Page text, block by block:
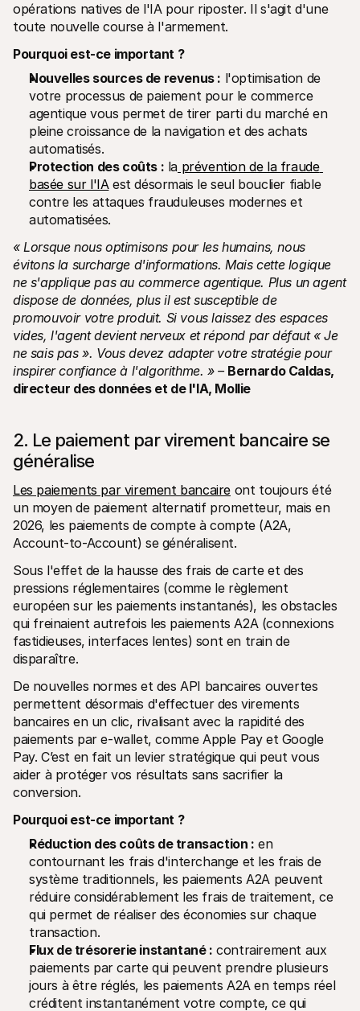
opérations natives de l'IA pour riposter. Il s'agit d'une
toute nouvelle course à l'armement.
Pourquoi est-ce important ?
Nouvelles sources de revenus : l'optimisation de
votre processus de paiement pour le commerce
agentique vous permet de tirer parti du marché en
pleine croissance de la navigation et des achats
automatisés.
Protection des coûts : la prévention de la fraude
basée sur l'IA est désormais le seul bouclier fiable
contre les attaques frauduleuses modernes et
automatisées.
« Lorsque nous optimisons pour les humains, nous
évitons la surcharge d'informations. Mais cette logique
ne s'applique pas au commerce agentique. Plus un agent
dispose de données, plus il est susceptible de
promouvoir votre produit. Si vous laissez des espaces
vides, l'agent devient nerveux et répond par défaut « Je
ne sais pas ». Vous devez adapter votre stratégie pour
inspirer confiance à l'algorithme. » – Bernardo Caldas,
directeur des données et de l'IA, Mollie
2. Le paiement par virement bancaire se
généralise
Les paiements par virement bancaire ont toujours été
un moyen de paiement alternatif prometteur, mais en
2026, les paiements de compte à compte (A2A,
Account-to-Account) se généralisent.
Sous l'effet de la hausse des frais de carte et des
pressions réglementaires (comme le règlement
européen sur les paiements instantanés), les obstacles
qui freinaient autrefois les paiements A2A (connexions
fastidieuses, interfaces lentes) sont en train de
disparaître.
De nouvelles normes et des API bancaires ouvertes
permettent désormais d'effectuer des virements
bancaires en un clic, rivalisant avec la rapidité des
paiements par e-wallet, comme Apple Pay et Google
Pay. C’est en fait un levier stratégique qui peut vous
aider à protéger vos résultats sans sacrifier la
conversion.
Pourquoi est-ce important ?
Réduction des coûts de transaction : en
contournant les frais d'interchange et les frais de
système traditionnels, les paiements A2A peuvent
réduire considérablement les frais de traitement, ce
qui permet de réaliser des économies sur chaque
transaction.
Flux de trésorerie instantané : contrairement aux
paiements par carte qui peuvent prendre plusieurs
jours à être réglés, les paiements A2A en temps réel
créditent instantanément votre compte, ce qui